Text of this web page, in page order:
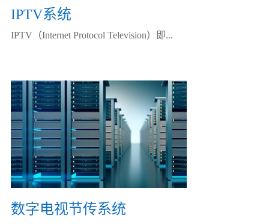
IPTV系统
IPTV（Internet Protocol Television）即...
数字电视节传系统